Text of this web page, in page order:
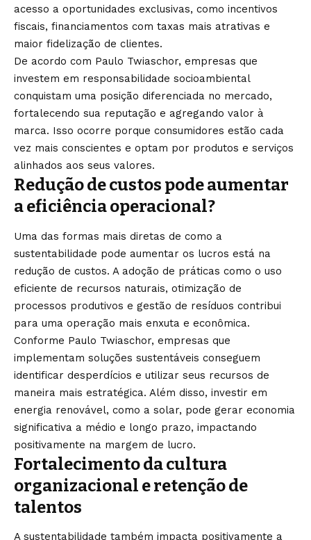
acesso a oportunidades exclusivas, como incentivos
fiscais, financiamentos com taxas mais atrativas e
maior fidelização de clientes.
De acordo com Paulo Twiaschor, empresas que
investem em responsabilidade socioambiental
conquistam uma posição diferenciada no mercado,
fortalecendo sua reputação e agregando valor à
marca. Isso ocorre porque consumidores estão cada
vez mais conscientes e optam por produtos e serviços
alinhados aos seus valores.
Redução de custos pode aumentar
a eficiência operacional?
Uma das formas mais diretas de como a
sustentabilidade pode aumentar os lucros está na
redução de custos. A adoção de práticas como o uso
eficiente de recursos naturais, otimização de
processos produtivos e gestão de resíduos contribui
para uma operação mais enxuta e econômica.
Conforme Paulo Twiaschor, empresas que
implementam soluções sustentáveis conseguem
identificar desperdícios e utilizar seus recursos de
maneira mais estratégica. Além disso, investir em
energia renovável, como a solar, pode gerar economia
significativa a médio e longo prazo, impactando
positivamente na margem de lucro.
Fortalecimento da cultura
organizacional e retenção de
talentos
A sustentabilidade também impacta positivamente a